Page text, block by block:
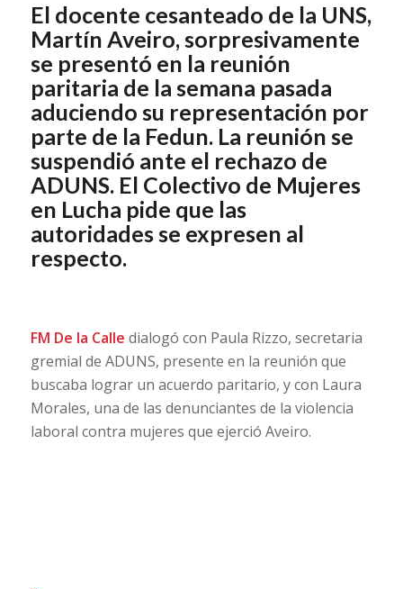
El docente cesanteado de la UNS,
Martín Aveiro, sorpresivamente
se presentó en la reunión
paritaria de la semana pasada
aduciendo su representación por
parte de la Fedun. La reunión se
suspendió ante el rechazo de
ADUNS. El Colectivo de Mujeres
en Lucha pide que las
autoridades se expresen al
respecto.
FM De la Calle dialogó con Paula Rizzo, secretaria
gremial de ADUNS, presente en la reunión que
buscaba lograr un acuerdo paritario, y con Laura
Morales, una de las denunciantes de la violencia
laboral contra mujeres que ejerció Aveiro.